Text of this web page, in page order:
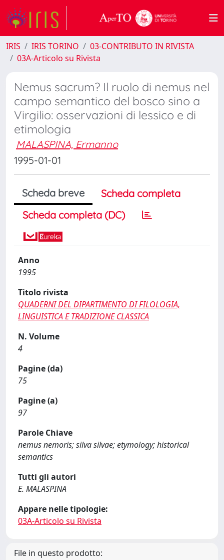
IRIS IRIS TORINO
03-CONTRIBUTO IN RIVISTA
03A-Articolo su Rivista
Nemus sacrum? Il ruolo di nemus nel
campo semantico del bosco sino a
Virgilio: osservazioni di lessico e di
etimologia
MALASPINA, Ermanno
1995-01-01
Scheda breve
Scheda completa
Scheda completa (DC)
Anno
1995
Titolo rivista
QUADERNI DEL DIPARTIMENTO DI FILOLOGIA,
LINGUISTICA E TRADIZIONE CLASSICA
N. Volume
4
Pagine (da)
75
Pagine (a)
97
Parole Chiave
nemus nemoris; silva silvae; etymology; historical
semantics
Tutti gli autori
E. MALASPINA
Appare nelle tipologie:
03A-Articolo su Rivista
File in questo prodotto: